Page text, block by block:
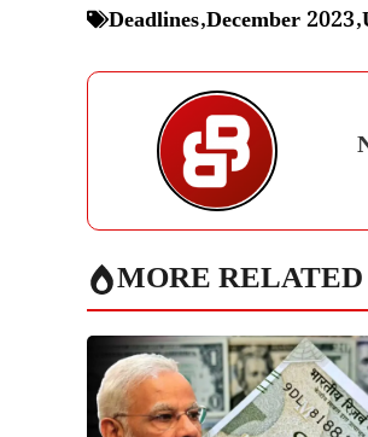
Deadlines,December 2023,
MORE RELATED